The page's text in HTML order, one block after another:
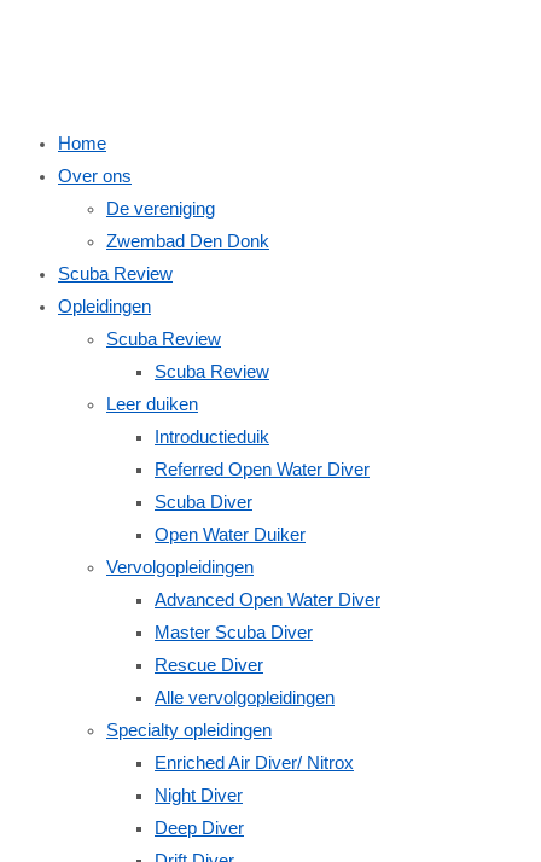
Home
Over ons
De vereniging
Zwembad Den Donk
Scuba Review
Opleidingen
Scuba Review
Scuba Review
Leer duiken
Introductieduik
Referred Open Water Diver
Scuba Diver
Open Water Duiker
Vervolgopleidingen
Advanced Open Water Diver
Master Scuba Diver
Rescue Diver
Alle vervolgopleidingen
Specialty opleidingen
Enriched Air Diver/ Nitrox
Night Diver
Deep Diver